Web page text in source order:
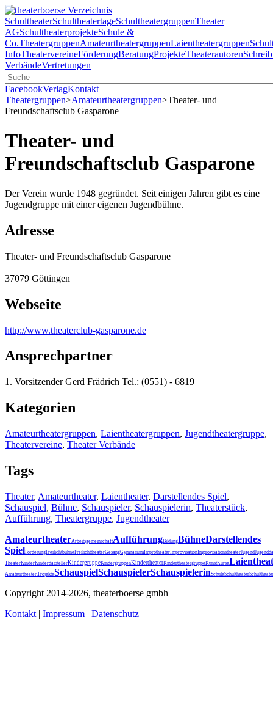
SchultheaterSchultheatertageSchultheatergruppenTheater
AGSchultheaterprojekteSchule &
Co.TheatergruppenAmateurtheatergruppenLaientheatergruppen
InfoTheatervereineFörderungBeratungProjekteTheaterautoren
VerbändeVertretungen
FacebookVerlagKontakt
Theatergruppen>Amateurtheatergruppen>Theater- und
Freundschaftsclub Gasparone
Theater- und
Freundschaftsclub Gasparone
Der Verein wurde 1948 gegründet. Seit einigen Jahren gibt es eine
Jugendgruppe mit einer eigenen Jugendbühne.
Adresse
Theater- und Freundschaftsclub Gasparone
37079 Göttingen
Webseite
http://www.theaterclub-gasparone.de
Ansprechpartner
1. Vorsitzender Gerd Frädrich Tel.: (0551) - 6819
Kategorien
Amateurtheatergruppen, Laientheatergruppen, Jugendtheatergruppe,
Theatervereine, Theater Verbände
Tags
Theater, Amateurtheater, Laientheater, Darstellendes Spiel,
Schauspiel, Bühne, Schauspieler, Schauspielerin, Theaterstück,
Aufführung, Theatergruppe, Jugendtheater
AmateurtheaterArbeitsgemeinschaftAufführungBildungBühneDarstellendes
SpielFörderungFreilichtbühneFreilichttheaterGesangGymnasiumImprotheaterImprovisationImprovisationstheaterJugend
TheaterKinderKinderdarstellerKindergruppeKindergruppenKindertheaterKindertheatergruppeKunstKurse
Amateurtheater.ProjekteSchauspielSchauspielerSchauspielerinSchuleSchultheater
Copyright 2014-2026, theaterboerse gmbh
Kontakt | Impressum | Datenschutz